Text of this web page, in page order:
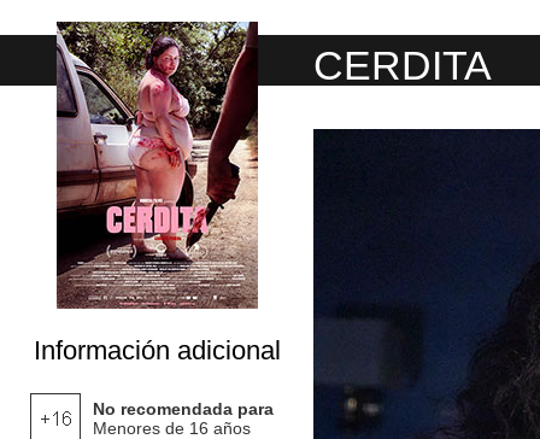
Información adicional
No recomendada para
Menores de 16 años
CERDITA